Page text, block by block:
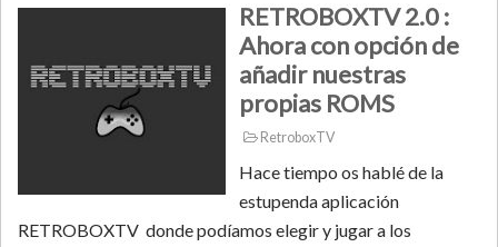
RETROBOXTV 2.0 :
Ahora con opción de
añadir nuestras
propias ROMS
RetroboxTV
Hace tiempo os hablé de la
estupenda aplicación
RETROBOXTV donde podíamos elegir y jugar a los